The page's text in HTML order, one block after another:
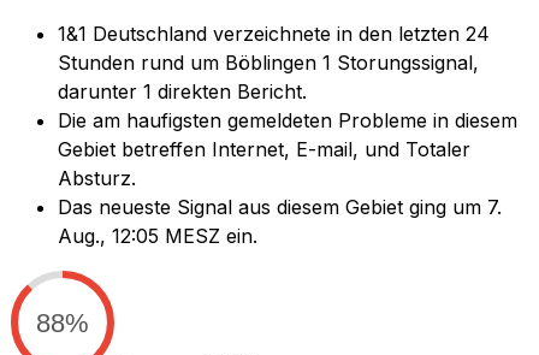
1&1 Deutschland verzeichnete in den letzten 24
Stunden rund um Böblingen 1 Storungssignal,
darunter 1 direkten Bericht.
Die am haufigsten gemeldeten Probleme in diesem
Gebiet betreffen Internet, E-mail, und Totaler
Absturz.
Das neueste Signal aus diesem Gebiet ging um 7.
Aug., 12:05 MESZ ein.
88%